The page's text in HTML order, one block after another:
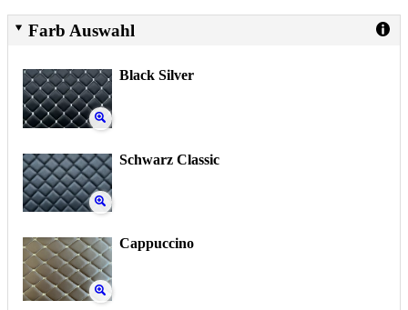
Farb Auswahl
Black Silver
Schwarz Classic
Cappuccino